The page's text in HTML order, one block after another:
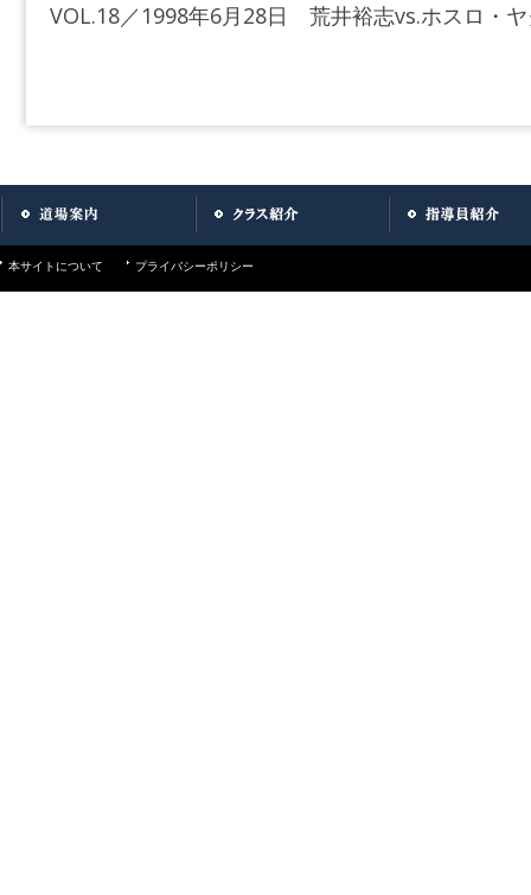
VOL.18／1998年6月28日 荒井裕志vs.ホスロ・
本サイトについて プライバシーポリシー